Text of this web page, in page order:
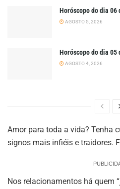
Horóscopo do dia 06
AGOSTO 5, 2026
Horóscopo do dia 05
AGOSTO 4, 2026
Amor para toda a vida? Tenha
signos mais infiéis e traidores.
Nos relacionamentos há quem